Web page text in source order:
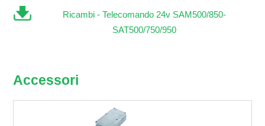
Ricambi - Telecomando 24v SAM500/850-
SAT500/750/950
Accessori